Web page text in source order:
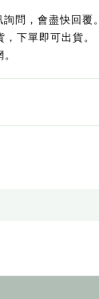
問，會盡快回覆。
下單即可出貨。